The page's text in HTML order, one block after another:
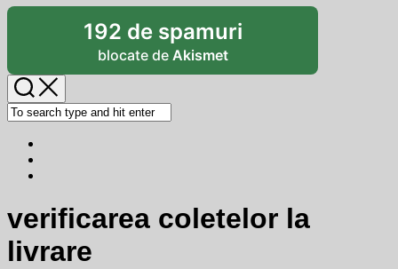
192 de spamuri
blocate de Akismet
verificarea coletelor la
livrare